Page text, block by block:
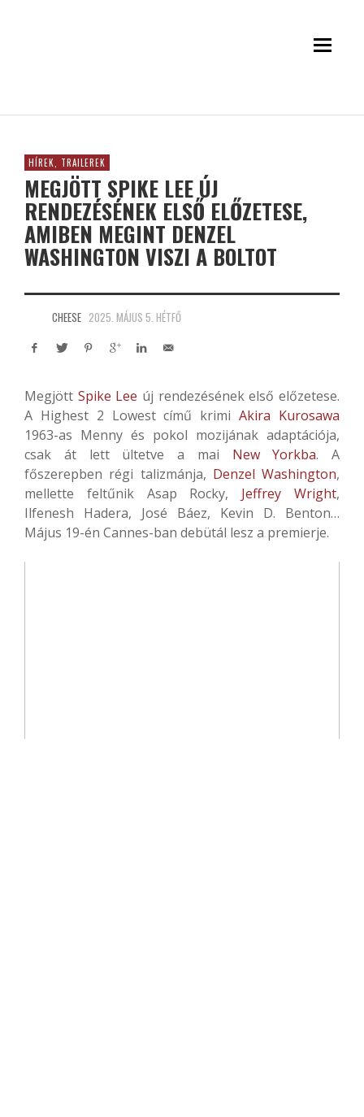
HÍREK, TRAILEREK
MEGJÖTT SPIKE LEE ÚJ
RENDEZÉSÉNEK ELSŐ ELŐZETESE,
AMIBEN MEGINT DENZEL
WASHINGTON VISZI A BOLTOT
CHEESE 2025. MÁJUS 5. HÉTFŐ
Megjött Spike Lee új rendezésének első előzetese.
A Highest 2 Lowest című krimiAkira Kurosawa
1963-as Menny és pokol mozijának adaptációja,
csak át lett ültetve a mai New Yorkba. A
főszerepben régi talizmánja, Denzel Washington,
mellette feltűnik Asap Rocky, Jeffrey Wright,
Ilfenesh Hadera, José Báez, Kevin D. Benton…
Május 19-én Cannes-ban debütál lesz a premierje.